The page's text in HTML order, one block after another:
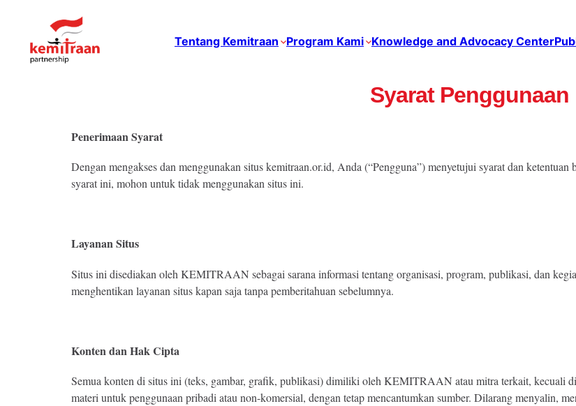
Tentang Kemitraan Program Kami Knowledge and Advocacy Center
Syarat Penggunaan
Penerimaan Syarat
Dengan mengakses dan menggunakan situs kemitraan.or.id, Anda (“Pengguna”) menyetujui syarat dan
syarat ini, mohon untuk tidak menggunakan situs ini.
Layanan Situs
Situs ini disediakan oleh KEMITRAAN sebagai sarana informasi tentang organisasi, program, publikasi, dan
menghentikan layanan situs kapan saja tanpa pemberitahuan sebelumnya.
Konten dan Hak Cipta
Semua konten di situs ini (teks, gambar, grafik, publikasi) dimiliki oleh KEMITRAAN atau mitra terkait, kecuali
materi untuk penggunaan pribadi atau non-komersial, dengan tetap mencantumkan sumber. Dilarang menyalin,